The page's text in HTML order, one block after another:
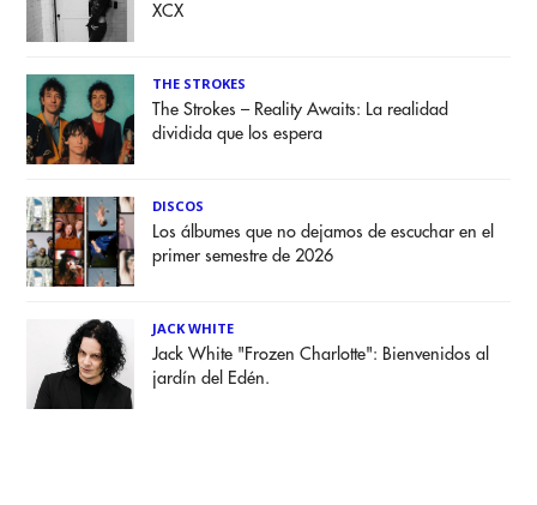
XCX
THE STROKES
The Strokes – Reality Awaits: La realidad
dividida que los espera
DISCOS
Los álbumes que no dejamos de escuchar en el
primer semestre de 2026
JACK WHITE
Jack White "Frozen Charlotte": Bienvenidos al
jardín del Edén.